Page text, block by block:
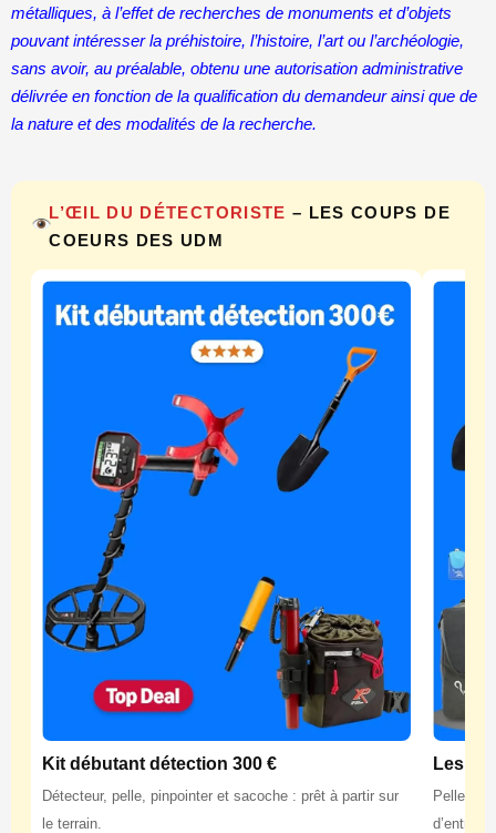
métalliques, à l’effet de recherches de monuments et d’objets
pouvant intéresser la préhistoire, l’histoire, l’art ou l’archéologie,
sans avoir, au préalable, obtenu une autorisation administrative
délivrée en fonction de la qualification du demandeur ainsi que de
la nature et des modalités de la recherche.
L’ŒIL DU DÉTECTORISTE – LES COUPS DE
COEURS DES UDM
Kit débutant détection 300 €
Détecteur, pelle, pinpointer et sacoche : prêt à partir sur
le terrain.
Les
Pelles,